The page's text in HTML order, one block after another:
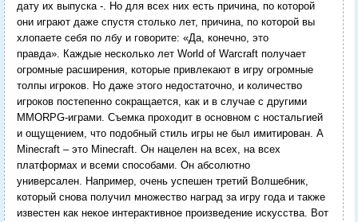
дату их выпуска -. Но для всех них есть причина, по которой
они играют даже спустя столько лет, причина, по которой вы
хлопаете себя по лбу и говорите: «Да, конечно, это
правда». Каждые несколько лет World of Warcraft получает
огромные расширения, которые привлекают в игру огромные
толпы игроков. Но даже этого недостаточно, и количество
игроков постепенно сокращается, как и в случае с другими
MMORPG-играми. Съемка проходит в основном с ностальгией
и ощущением, что подобный стиль игры не был имитирован. А
Minecraft – это Minecraft. Он нацелен на всех, на всех
платформах и всеми способами. Он абсолютно
универсален. Например, очень успешен третий Волшебник,
который снова получил множество наград за игру года и также
известен как некое интерактивное произведение искусства. Вот